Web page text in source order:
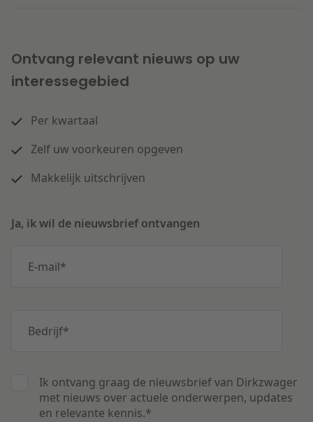
Ontvang relevant nieuws op uw
interessegebied
Per kwartaal
Zelf uw voorkeuren opgeven
Makkelijk uitschrijven
Ja, ik wil de nieuwsbrief ontvangen
E-mail*
Bedrijf*
Ik ontvang graag de nieuwsbrief van Dirkzwager
met nieuws over actuele onderwerpen, updates
en relevante kennis.*